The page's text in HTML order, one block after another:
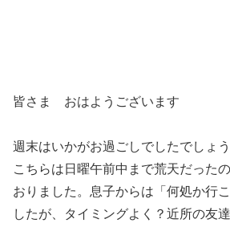
皆さま おはようございます
週末はいかがお過ごしでしたでしょ
こちらは日曜午前中まで荒天だった
おりました。息子からは「何処か行
したが、タイミングよく？近所の友